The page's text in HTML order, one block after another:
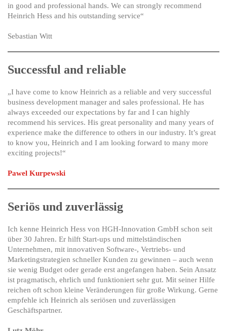
in good and professional hands. We can strongly recommend
Heinrich Hess and his outstanding service“
Sebastian Witt
Successful and reliable
„I have come to know Heinrich as a reliable and very successful
business development manager and sales professional. He has
always exceeded our expectations by far and I can highly
recommend his services. His great personality and many years of
experience make the difference to others in our industry. It’s great
to know you, Heinrich and I am looking forward to many more
exciting projects!“
Pawel Kurpewski
Seriös und zuverlässig
Ich kenne Heinrich Hess von HGH-Innovation GmbH schon seit
über 30 Jahren. Er hilft Start-ups und mittelständischen
Unternehmen, mit innovativen Software-, Vertriebs- und
Marketingstrategien schneller Kunden zu gewinnen – auch wenn
sie wenig Budget oder gerade erst angefangen haben. Sein Ansatz
ist pragmatisch, ehrlich und funktioniert sehr gut. Mit seiner Hilfe
reichen oft schon kleine Veränderungen für große Wirkung. Gerne
empfehle ich Heinrich als seriösen und zuverlässigen
Geschäftspartner.